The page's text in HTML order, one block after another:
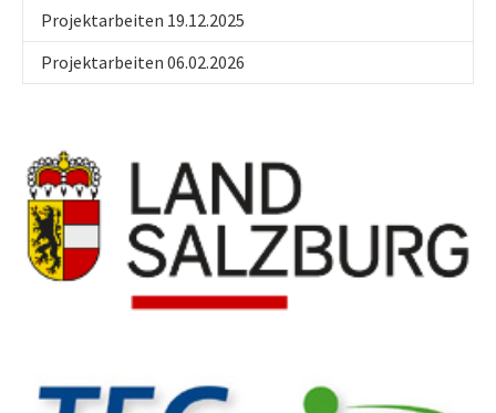
Projektarbeiten 19.12.2025
Projektarbeiten 06.02.2026